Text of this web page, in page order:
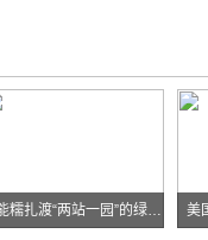
华能糯扎渡“两站一园”的绿色实践 美